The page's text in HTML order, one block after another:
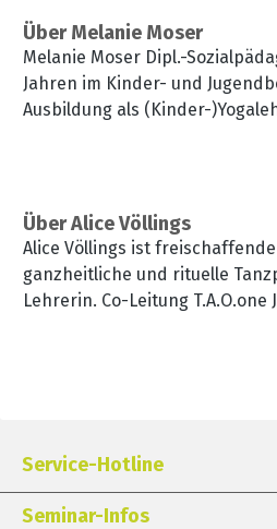
Über Melanie Moser
Melanie Moser Dipl.-
Jahren im Kinder- und
Ausbildung als (Kinder-
Über Alice Völlings
Alice Völlings ist
ganzheitliche und rituelle
Lehrerin. Co-Leitung
Service-Hotline
Seminar-Infos